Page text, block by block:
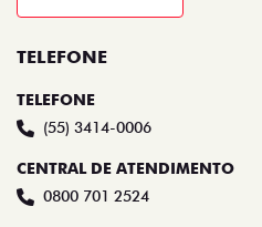
TELEFONE
TELEFONE
(55) 3414-0006
CENTRAL DE ATENDIMENTO
0800 701 2524